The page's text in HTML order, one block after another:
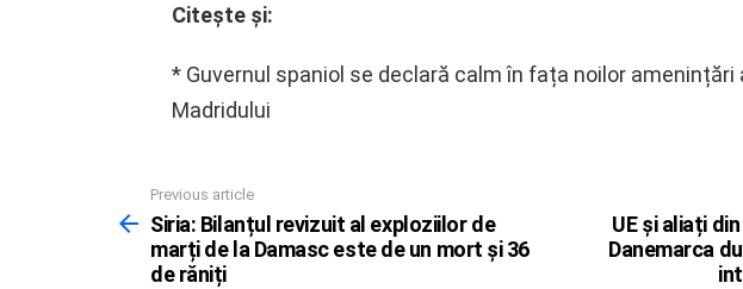
Citeşte şi:
* Guvernul spaniol se declară calm în fața noilor amenințări
Madridului
more
Previous article
Siria: Bilanțul revizuit al exploziilor de
marți de la Damasc este de un mort și 36
de răniți
UE și aliați
Danemarca